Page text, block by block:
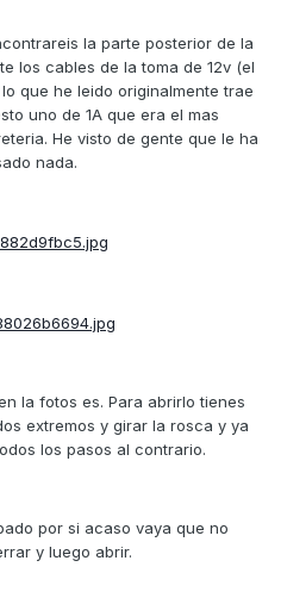
la parte posterior de la
los cables de la toma de 12v (el
que he leido originalmente trae
uno de 1A que era el mas
He visto de gente que le ha
nada.
la fotos es. Para abrirlo tienes
extremos y girar la rosca y ya
los pasos al contrario.
por si acaso vaya que no
y luego abrir.